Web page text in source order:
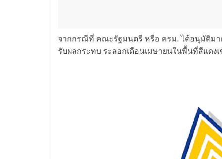
จากกรณีที่ คณะรัฐมนตรี หรือ ครม. ได้อนุมัติมา
รับผลกระทบ ระลอกเดือนเมษายนในพื้นที่สีแดง